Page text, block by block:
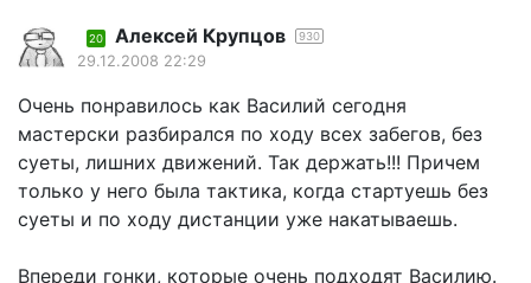
20 Алексей Крупцов 930
29.12.2008 22:29
Очень понравилось как Василий сегодня
мастерски разбирался по ходу всех забегов, без
суеты, лишних движений. Так держать!!! Причем
только у него была тактика, когда стартуешь без
суеты и по ходу дистанции уже накатываешь.
Впереди гонки, которые очень подходят Василию.